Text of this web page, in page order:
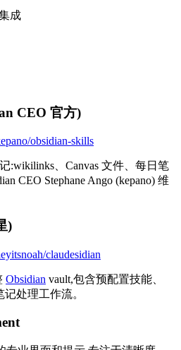
成
CEO 官方)
obsidian-skills
:wikilinks、Canvas 文件、每日笔
CEO Stephane Ango (kepano) 维
)
claudesidian
Obsidian vault,包含预配置技能、
处理工作流。